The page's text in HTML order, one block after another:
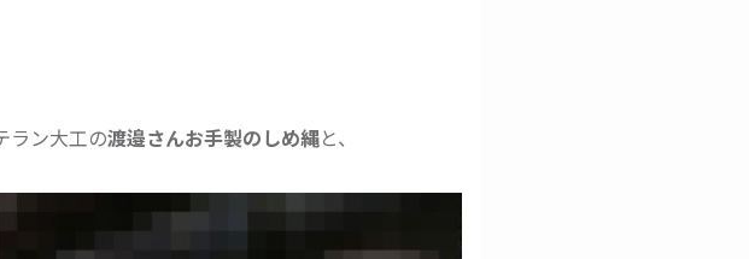
ラン大工の渡邉さんお手製のしめ縄と、